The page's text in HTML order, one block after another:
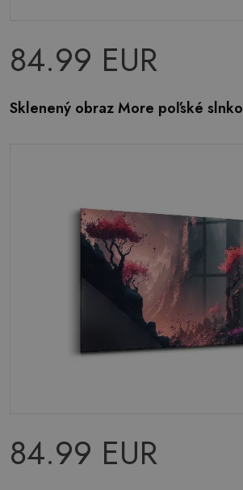
84.99 EUR
Sklenený obraz More poľské slnko
84.99 EUR